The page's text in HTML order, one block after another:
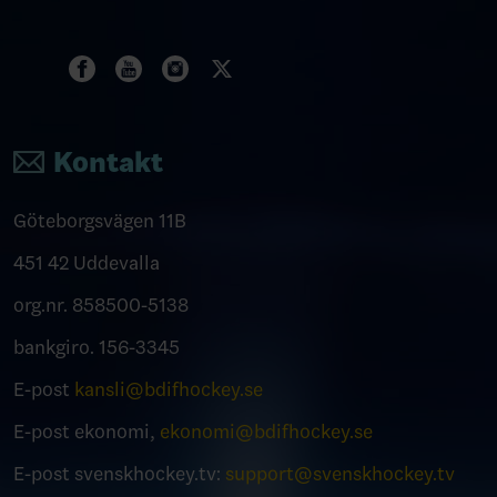
Kontakt
Göteborgsvägen 11B
451 42 Uddevalla
org.nr. 858500-5138
bankgiro. 156-3345
E-post kansli@bdifhockey.se
E-post ekonomi, ekonomi@bdifhockey.se
E-post svenskhockey.tv: support@svenskhockey.tv